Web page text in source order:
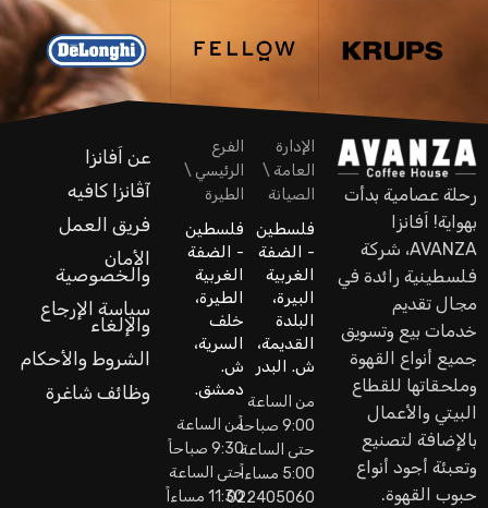
رحلة عصامية بدأت
بهواية! اَفانزا
AVANZA، شركة
فلسطينية رائدة في
مجال تقديم
خدمات بيع وتسويق
جميع أنواع القهوة
وملحقاتها للقطاع
البيتي والأعمال
بالإضافة لتصنيع
وتعبئة أجود أنواع
حبوب القهوة.
الإدارة
العامة \
الصيانة
فلسطين
- الضفة
الغربية
البيرة،
البلدة
القديمة،
ش. البدر
من الساعة
9:00 صباحاً
حتى الساعة
5:00 مساءاً
022405060
الفرع
الرئيسي \
الطيرة
فلسطين
- الضفة
الغربية
الطيرة،
خلف
السرية،
ش.
دمشق.
من الساعة
9:30 صباحاً
حتى الساعة
11:30 مساءاً
عن اَفانزا
آڤانزا كافيه
فريق العمل
الأمان
والخصوصية
سياسة الإرجاع
والإلغاء
الشروط والأحكام
وظائف شاغرة